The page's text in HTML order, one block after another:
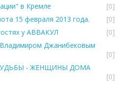
в Кремле
[0]
15 февраля 2013 года.
[0]
у АВВАКУЛ
[0]
Джанибековым
[0]
- ЖЕНЩИНЫ ДОМА
[0]